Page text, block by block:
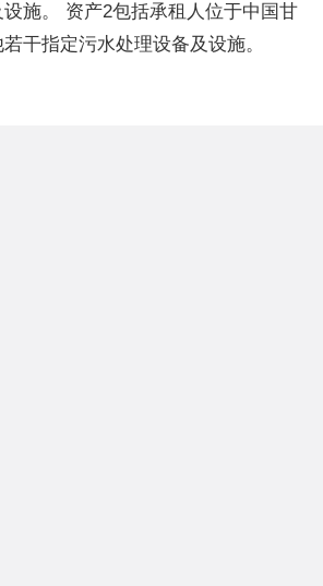
施。 资产2包括承租人位于中国甘
干指定污水处理设备及设施。